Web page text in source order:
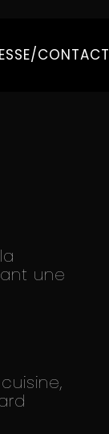
CONTACT
une